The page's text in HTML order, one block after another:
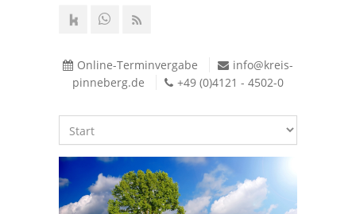
Online-Terminvergabe
info@kreis-
pinneberg.de
+49 (0)4121 - 4502-0